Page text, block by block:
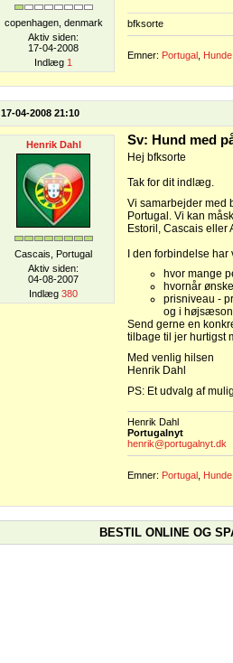
copenhagen, denmark
Aktiv siden:
17-04-2008
Indlæg 1
bfksorte
Emner: Portugal , Hunde
17-04-2008 21:10
Henrik Dahl
Cascais, Portugal
Aktiv siden:
04-08-2007
Indlæg 380
Sv: Hund med
Hej bfksorte
Tak for dit indlæg.
Vi samarbejder med
Portugal. Vi kan
Estoril, Cascais
I den forbindelse
hvor mange
hvornår
prisniveau -
og i
Send gerne en
tilbage til jer hurtigst
Med venlig hilsen
Henrik Dahl
PS: Et udvalg af
Henrik Dahl
Portugalnyt
henrik@portugalnyt.dk
Emner: Portugal , Hunde
BESTIL ONLINE OG